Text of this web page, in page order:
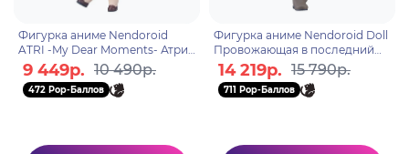
Фигурка аниме Nendoroid
ATRI -My Dear Moments- Атри
Atri 10см 00494
9 449р. 10 490р.
472 Pop-Баллов
Фигурка аниме Nendoroid Doll
Провожающая в последний
путь Фрирен Frieren 14см
29257
14 219р. 15 790р.
711 Pop-Баллов